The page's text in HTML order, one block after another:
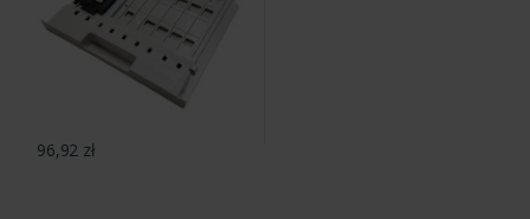
96,92 zł